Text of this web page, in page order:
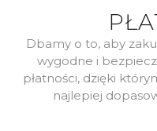
Dbamy o to, aby
wygodne i
płatności, dzięki
najlepiej